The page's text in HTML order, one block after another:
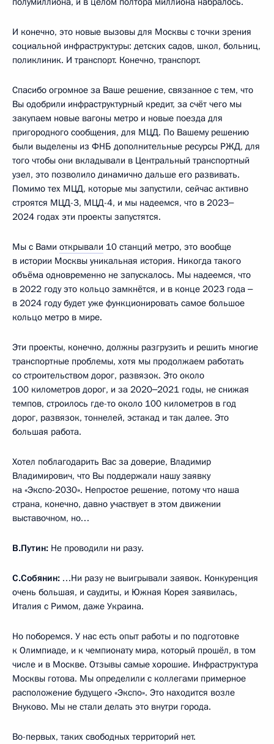
И конечно, это новые вызовы для Москвы с точки зрения
социальной инфраструктуры: детских садов, школ, больниц,
поликлиник. И транспорт. Конечно, транспорт.
Спасибо огромное за Ваше решение, связанное с тем, что
Вы одобрили инфраструктурный кредит, за счёт чего мы
закупаем новые вагоны метро и новые поезда для
пригородного сообщения, для МЦД. По Вашему решению
были выделены из ФНБ дополнительные ресурсы РЖД, для
того чтобы они вкладывали в Центральный транспортный
узел, это позволило динамично дальше его развивать.
Помимо тех МЦД, которые мы запустили, сейчас активно
строятся МЦД-3, МЦД-4, и мы надеемся, что в 2023‒
2024 годах эти проекты запустятся.
Мы с Вами открывали 10 станций метро, это вообще
в истории Москвы уникальная история. Никогда такого
объёма одновременно не запускалось. Мы надеемся, что
в 2022 году это кольцо замкнётся, и в конце 2023 года ‒
в 2024 году будет уже функционировать самое большое
кольцо метро в мире.
Эти проекты, конечно, должны разгрузить и решить многие
транспортные проблемы, хотя мы продолжаем работать
со строительством дорог, развязок. Это около
100 километров дорог, и за 2020‒2021 годы, не снижая
темпов, строилось где-то около 100 километров в год
дорог, развязок, тоннелей, эстакад и так далее. Это
большая работа.
Хотел поблагодарить Вас за доверие, Владимир
Владимирович, что Вы поддержали нашу заявку
на «Экспо-2030». Непростое решение, потому что наша
страна, конечно, давно участвует в этом движении
выставочном, но…
В.Путин: Не проводили ни разу.
С.Собянин: …Ни разу не выигрывали заявок. Конкуренция
очень большая, и саудиты, и Южная Корея заявилась,
Италия с Римом, даже Украина.
Но поборемся. У нас есть опыт работы и по подготовке
к Олимпиаде, и к чемпионату мира, который прошёл, в том
числе и в Москве. Отзывы самые хорошие. Инфраструктура
Москвы готова. Мы определили с коллегами примерное
расположение будущего «Экспо». Это находится возле
Внуково. Мы не стали делать это внутри города.
Во-первых, таких свободных территорий нет.